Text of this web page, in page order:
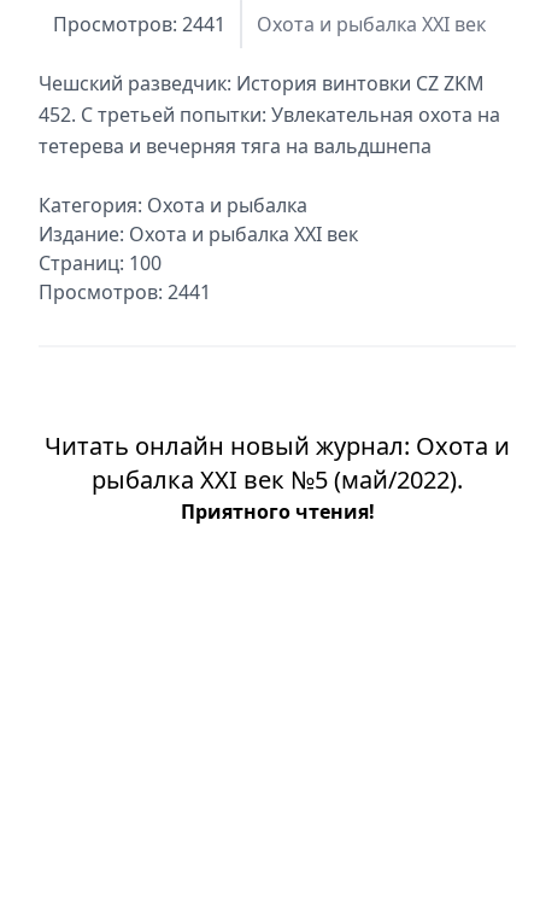
Просмотров: 2441 Охота и рыбалка XXI век
Чешский разведчик: История винтовки CZ ZKM
452. С третьей попытки: Увлекательная охота на
тетерева и вечерняя тяга на вальдшнепа
Категория: Охота и рыбалка
Издание: Охота и рыбалка XXI век
Страниц: 100
Просмотров: 2441
Читать онлайн новый журнал: Охота и
рыбалка XXI век №5 (май/2022).
Приятного чтения!